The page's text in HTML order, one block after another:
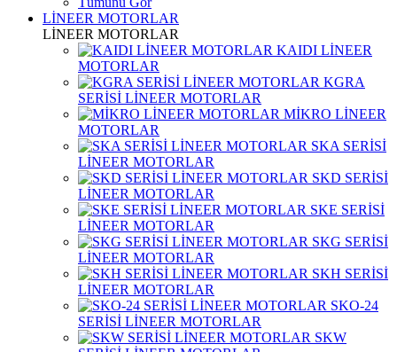
LİNEER MOTORLAR
LİNEER MOTORLAR
KAIDI LİNEER
MOTORLAR
KGRA
SERİSİ LİNEER MOTORLAR
MİKRO LİNEER
MOTORLAR
SKA SERİSİ
LİNEER MOTORLAR
SKD SERİSİ
LİNEER MOTORLAR
SKE SERİSİ
LİNEER MOTORLAR
SKG SERİSİ
LİNEER MOTORLAR
SKH SERİSİ
LİNEER MOTORLAR
SKO-24
SERİSİ LİNEER MOTORLAR
SKW